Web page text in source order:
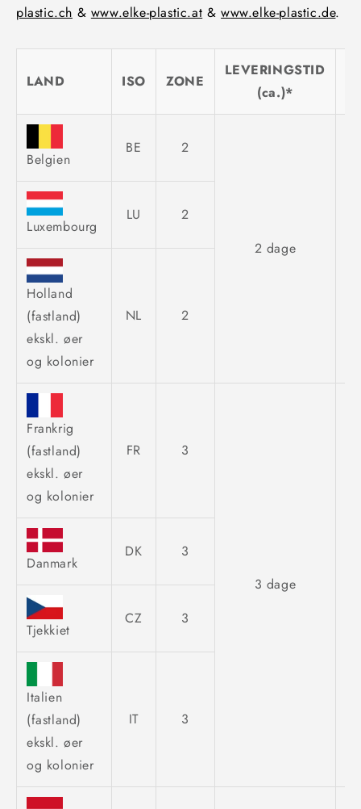
plastic.ch & www.elke-plastic.at &www.elke-plastic.de.
LAND ISO ZONE
LEVERINGSTID
(ca.)*
Belgien
BE 2
2 dage
Luxembourg
LU 2
Holland
(fastland)
ekskl. øer
og kolonier
NL 2
Frankrig
(fastland)
ekskl. øer
og kolonier
FR 3
3 dage
Danmark
DK 3
Tjekkiet
CZ 3
Italien
(fastland)
ekskl. øer
og kolonier
IT 3